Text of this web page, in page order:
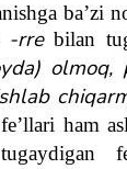
ba’zi
-rrebilan
olmoq,
ham